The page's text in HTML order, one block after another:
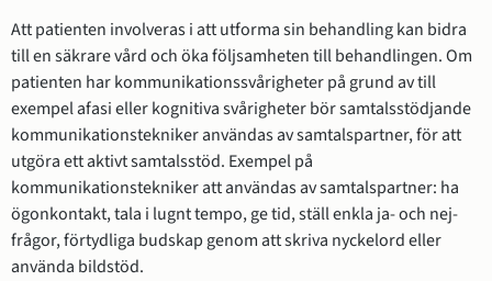
Att patienten involveras i att utforma sin behandling kan bidra
till en säkrare vård och öka följsamheten till behandlingen. Om
patienten har kommunikationssvårigheter på grund av till
exempel afasi eller kognitiva svårigheter bör samtalsstödjande
kommunikationstekniker användas av samtalspartner, för att
utgöra ett aktivt samtalsstöd. Exempel på
kommunikationstekniker att användas av samtalspartner: ha
ögonkontakt, tala i lugnt tempo, ge tid, ställ enkla ja- och nej-
frågor, förtydliga budskap genom att skriva nyckelord eller
använda bildstöd.